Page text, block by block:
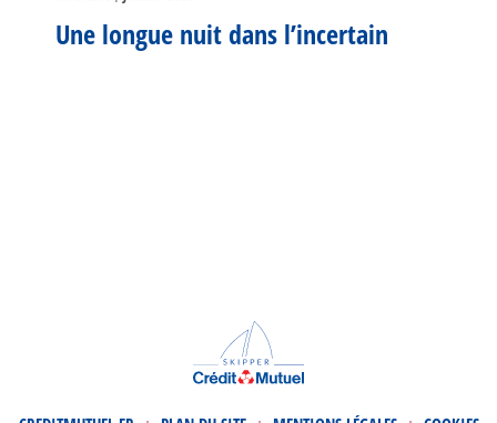
Une longue nuit dans l’incertain